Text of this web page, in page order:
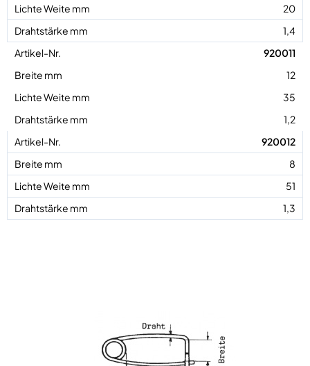
20
1,4
920011
12
35
1,2
920012
8
51
1,3